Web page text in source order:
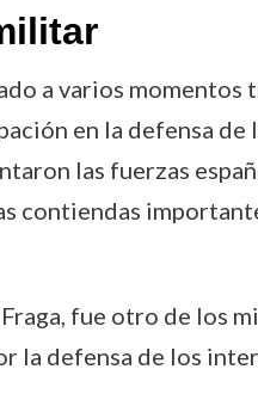
a varios
en la defensa
las fuerzas
contiendas
fue otro de los
la defensa de los